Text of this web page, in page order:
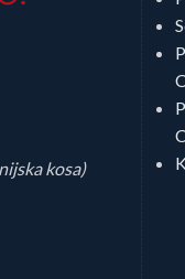
kosa)